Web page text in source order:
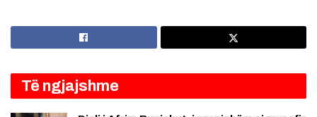
Të ngjajshme